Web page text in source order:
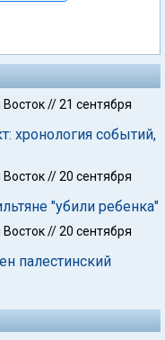
//21 сентября
хронология событий,
//20 сентября
"убили ребенка"
//20 сентября
палестинский